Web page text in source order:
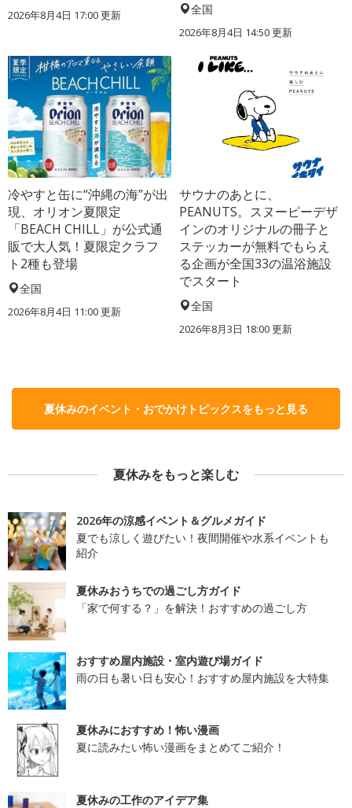
2026年8月4日 17:00更新 全国
2026年8月4日 14:50更新
冷やすと缶に“沖縄の海”が出
現、オリオン夏限定
「BEACH CHILL」が公式通
販で大人気！夏限定クラフ
ト2種も登場
全国
2026年8月4日 11:00更新
サウナのあとに、
PEANUTS。スヌーピーデザ
インのオリジナルの冊子と
ステッカーが無料でもらえ
る企画が全国33の温浴施設
でスタート
全国
2026年8月3日 18:00更新
夏休みのイベント・おでかけトピックスをもっと見る
夏休みをもっと楽しむ
2026年の涼感イベント＆グルメガイド
夏でも涼しく遊びたい！夜間開催や水系イベントも
紹介
夏休みおうちでの過ごし方ガイド
「家で何する？」を解決！おすすめの過ごし方
おすすめ屋内施設・室内遊び場ガイド
雨の日も暑い日も安心！おすすめ屋内施設を大特集
夏休みにおすすめ！怖い漫画
夏に読みたい怖い漫画をまとめてご紹介！
夏休みの工作のアイデア集